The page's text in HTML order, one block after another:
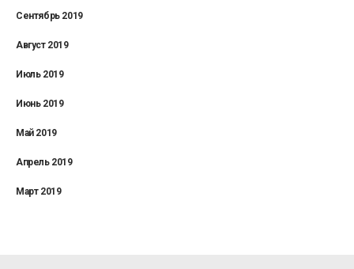
Сентябрь 2019
Август 2019
Июль 2019
Июнь 2019
Май 2019
Апрель 2019
Март 2019